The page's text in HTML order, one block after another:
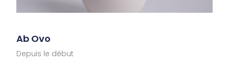
Ab Ovo
Depuis le début